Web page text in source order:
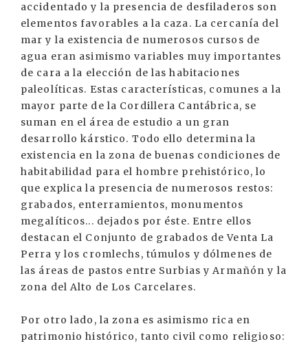
accidentado y la presencia de desfiladeros son
elementos favorables a la caza. La cercanía del
mar y la existencia de numerosos cursos de
agua eran asimismo variables muy importantes
de cara a la elección de las habitaciones
paleolíticas. Estas características, comunes a la
mayor parte de la Cordillera Cantábrica, se
suman en el área de estudio a un gran
desarrollo kárstico. Todo ello determina la
existencia en la zona de buenas condiciones de
habitabilidad para el hombre prehistórico, lo
que explica la presencia de numerosos restos:
grabados, enterramientos, monumentos
megalíticos... dejados por éste. Entre ellos
destacan el Conjunto de grabados de Venta La
Perra y los cromlechs, túmulos y dólmenes de
las áreas de pastos entre Surbias y Armañón y la
zona del Alto de Los Carcelares.
Por otro lado, la zona es asimismo rica en
patrimonio histórico, tanto civil como religioso: